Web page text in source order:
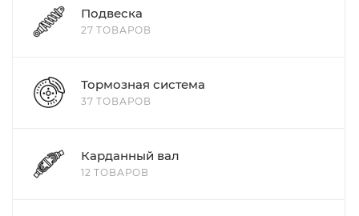
Подвеска
27 ТОВАРОВ
Тормозная система
37 ТОВАРОВ
Карданный вал
12 ТОВАРОВ